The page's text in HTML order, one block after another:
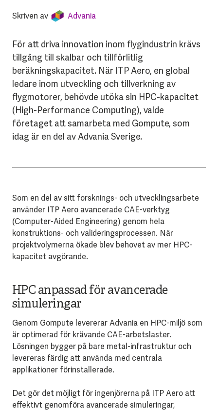
Skriven av Advania
För att driva innovation inom flygindustrin krävs
tillgång till skalbar och tillförlitlig
beräkningskapacitet. När ITP Aero, en global
ledare inom utveckling och tillverkning av
flygmotorer, behövde utöka sin HPC-kapacitet
(High-Performance Computing), valde
företaget att samarbeta med Gompute, som
idag är en del av Advania Sverige.
Som en del av sitt forsknings- och utvecklingsarbete
använder ITP Aero avancerade CAE-verktyg
(Computer-Aided Engineering) genom hela
konstruktions- och valideringsprocessen. När
projektvolymerna ökade blev behovet av mer HPC-
kapacitet avgörande.
HPC anpassad för avancerade
simuleringar
Genom Gompute levererar Advania en HPC-miljö som
är optimerad för krävande CAE-arbetslaster.
Lösningen bygger på bare metal-infrastruktur och
levereras färdig att använda med centrala
applikationer förinstallerade.
Det gör det möjligt för ingenjörerna på ITP Aero att
effektivt genomföra avancerade simuleringar,